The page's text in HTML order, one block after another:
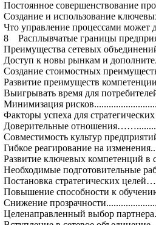
Постоянное совершенствование
Создание и использование
Что управление процессами может
8 Расплывчатые границы
Преимущества сетевых
Доступ к новы рынкам и
Создание стоимостных
Развитие преимуществ
Выигрывать время для
Минимизация
Факторы успеха для
Доверительные
Совместимость культур
Гибкое реагирование на
Развитие ключевых компетенций в
Необходимые подготовительные
Постановка стратегических
Повышение способности к
Снижение
Целенаправленный выбор